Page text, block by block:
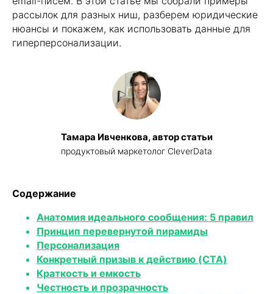
рассылок для разных ниш, разберем юридические
нюансы и покажем, как использовать данные для
гиперперсонализации.
Тамара Ивченкова, автор статьи
продуктовый маркетолог CleverData
Содержание
Анатомия идеального сообщения: 5 правил
Принцип перевернутой пирамиды
Персонализация
Конкретный призыв к действию (CTA)
Краткость и емкость
Честность и прозрачность